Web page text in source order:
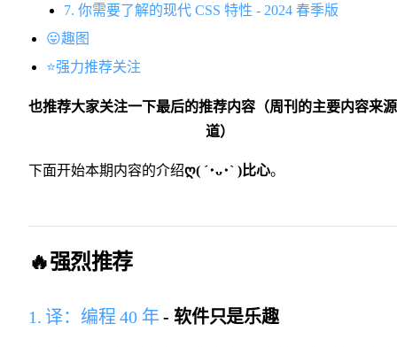
7. 你需要了解的现代 CSS 特性 - 2024 春季版
😛趣图
⭐️强力推荐关注
也推荐大家关注一下最后的推荐内容（周刊的主要内容来
道）
下面开始本期内容的介绍ღ( ´･ᴗ･` )比心。
🔥强烈推荐
1. 译：编程 40 年 - 软件只是乐趣